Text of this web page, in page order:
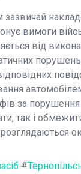
вимоги
від
за
так і
#